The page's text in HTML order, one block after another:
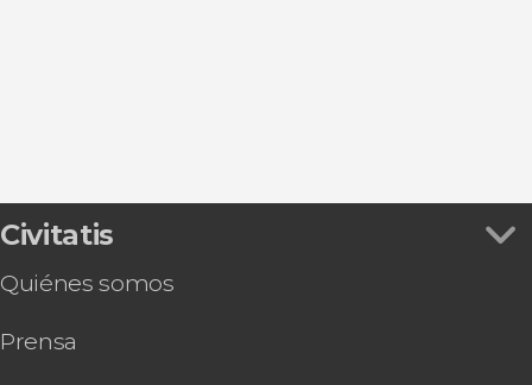
Civitatis
Quiénes somos
Prensa